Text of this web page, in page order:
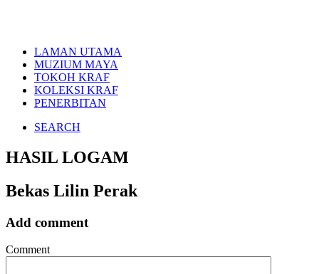
LAMAN UTAMA
MUZIUM MAYA
TOKOH KRAF
KOLEKSI KRAF
PENERBITAN
SEARCH
HASIL LOGAM
Bekas Lilin Perak
Add comment
Comment